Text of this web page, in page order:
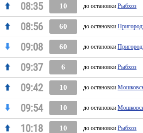
08:35 10 до остановки Рыбхоз
08:56 60 до остановки
09:08 60 до остановки
09:37 6 до остановки Рыбхоз
09:42 10 до остановки
09:54 10 до остановки
10:18 10 до остановки Рыбхоз